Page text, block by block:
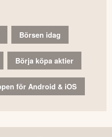
Börsen idag
Börja köpa aktier
för Android & iOS